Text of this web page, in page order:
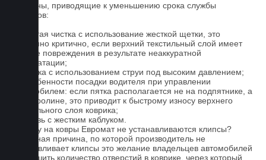
Причины, приводящие к уменьшению срока службы
ковриков:
1. Частая чистка с использование жесткой щетки, это
особенно критично, если верхний текстильный слой имеет
мелкие повреждения в результате неаккуратной
эксплуатации;
2. Мойка с использованием струи под высоким давлением;
3. Особенности посадки водителя при управлении
автомобилем: если пятка располагается не на подпятнике, а
на ковролине, это приводит к быстрому износу верхнего
текстильного слоя коврика;
4. Обувь с жестким каблуком.
Почему на ковры Евромат не устанавливаются клипсы?
Основная причина, по которой производитель не
устанавливает клипсы это желание владельцев автомобилей
уменьшить количество отверстий в коврике, через который